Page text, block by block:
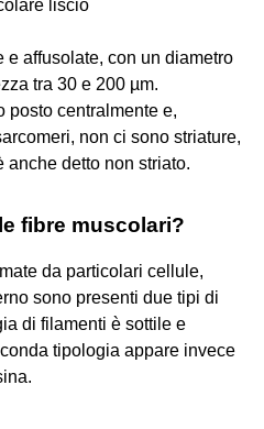
liscio
affusolate, con un diametro
tra 30 e 200 µm.
posto centralmente e,
non ci sono striature,
anche detto non striato.
fibre muscolari?
da particolari cellule,
sono presenti due tipi di
di filamenti è sottile e
tipologia appare invece